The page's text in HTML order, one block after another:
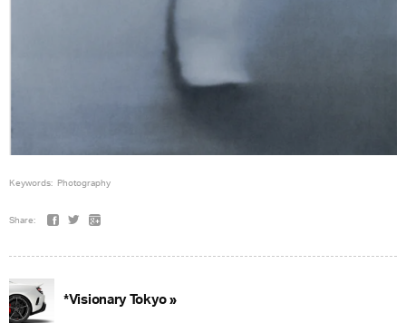
Keywords: Photography
Share:
*Visionary Tokyo »